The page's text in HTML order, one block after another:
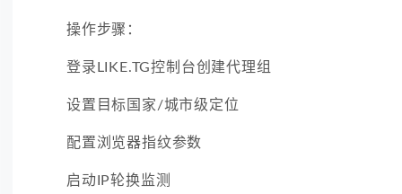
操作步骤：
登录LIKE.TG控制台创建代理组
设置目标国家/城市级定位
配置浏览器指纹参数
启动IP轮换监测